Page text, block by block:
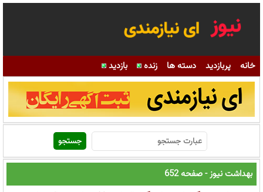
خانه پربازدید دسته ها زنده بازدید
بهداشت نیوز - صفحه 652